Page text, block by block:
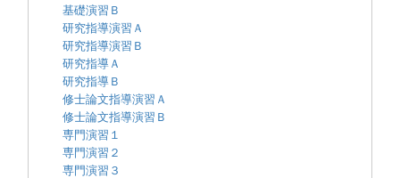
基礎演習Ｂ
研究指導演習Ａ
研究指導演習Ｂ
研究指導Ａ
研究指導Ｂ
修士論文指導演習Ａ
修士論文指導演習Ｂ
専門演習１
専門演習２
専門演習３